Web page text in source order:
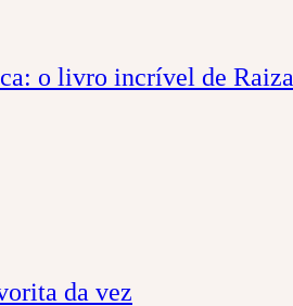
o livro incrível de Raiza
da vez